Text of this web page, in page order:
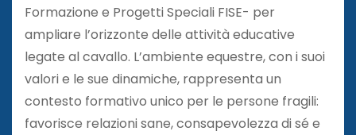
Formazione e Progetti Speciali FISE- per
ampliare l’orizzonte delle attività educative
legate al cavallo. L’ambiente equestre, con i suoi
valori e le sue dinamiche, rappresenta un
contesto formativo unico per le persone fragili:
favorisce relazioni sane, consapevolezza di sé e